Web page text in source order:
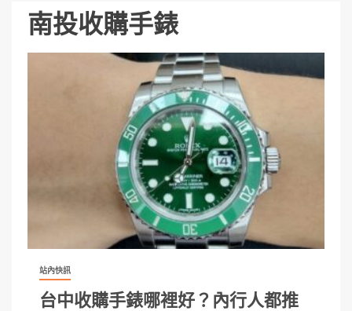
南投收購手錶
站內快訊
台中收購手錶哪裡好？內行人都推